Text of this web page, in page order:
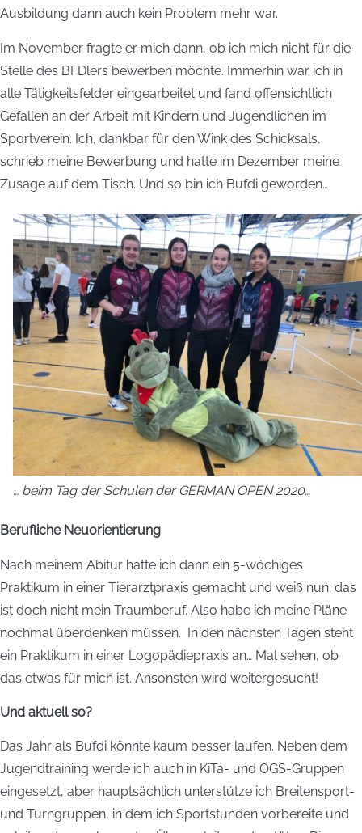
Ausbildung dann auch kein Problem mehr war.
Im November fragte er mich dann, ob ich mich nicht für die
Stelle des BFDlers bewerben möchte. Immerhin war ich in
alle Tätigkeitsfelder eingearbeitet und fand offensichtlich
Gefallen an der Arbeit mit Kindern und Jugendlichen im
Sportverein. Ich, dankbar für den Wink des Schicksals,
schrieb meine Bewerbung und hatte im Dezember meine
Zusage auf dem Tisch. Und so bin ich Bufdi geworden…
… beim Tag der Schulen der GERMAN OPEN 2020…
Berufliche Neuorientierung
Nach meinem Abitur hatte ich dann ein 5-wöchiges
Praktikum in einer Tierarztpraxis gemacht und weiß nun; das
ist doch nicht mein Traumberuf. Also habe ich meine Pläne
nochmal überdenken müssen. In den nächsten Tagen steht
ein Praktikum in einer Logopädiepraxis an… Mal sehen, ob
das etwas für mich ist. Ansonsten wird weitergesucht!
Und aktuell so?
Das Jahr als Bufdi könnte kaum besser laufen. Neben dem
Jugendtraining werde ich auch in KiTa- und OGS-Gruppen
eingesetzt, aber hauptsächlich unterstütze ich Breitensport-
und Turngruppen, in dem ich Sportstunden vorbereite und